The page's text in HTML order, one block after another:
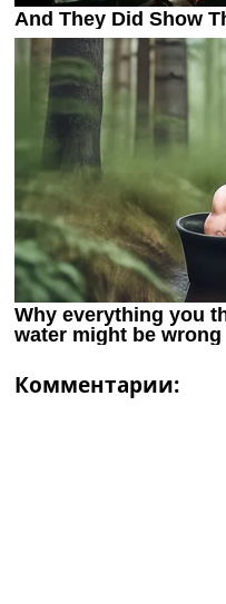
Комментарии: